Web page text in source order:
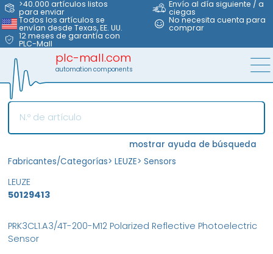
>40.000 artículos listos
para enviar
Envío al día siguiente / a
ciegas
Todos los artículos se
envían desde Texas, EE. UU.
No necesita cuenta para
comprar
12 meses de garantía con
PLC-Mall
plc-mall.com
automation components
mostrar ayuda de búsqueda
Fabricantes/Categorías> LEUZE> Sensors
LEUZE
50129413
PRK3CL1.A3/4T-200-M12 Polarized Reflective Photoelectric
Sensor